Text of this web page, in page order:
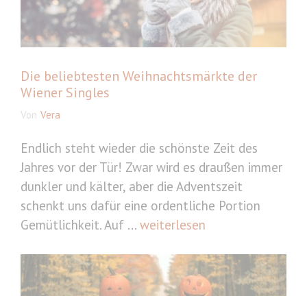
Die beliebtesten Weihnachtsmärkte der
Wiener Singles
Von Vera
Endlich steht wieder die schönste Zeit des
Jahres vor der Tür! Zwar wird es draußen immer
dunkler und kälter, aber die Adventszeit
schenkt uns dafür eine ordentliche Portion
Gemütlichkeit. Auf ... weiterlesen